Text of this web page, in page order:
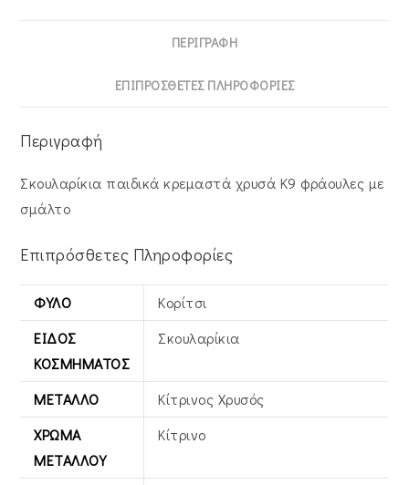
ΠΕΡΙΓΡΑΦΉ
ΕΠΙΠΡΌΣΘΕΤΕΣ ΠΛΗΡΟΦΟΡΊΕΣ
Περιγραφή
Σκουλαρίκια παιδικά κρεμαστά χρυσά Κ9 φράουλες με
σμάλτο
Επιπρόσθετες Πληροφορίες
ΦΎΛΟ
Κορίτσι
ΕΊΔΟΣ
ΚΟΣΜΉΜΑΤΟΣ
Σκουλαρίκια
ΜΈΤΑΛΛΟ
Κίτρινος Xρυσός
ΧΡΏΜΑ
ΜΕΤΆΛΛΟΥ
Κίτρινο